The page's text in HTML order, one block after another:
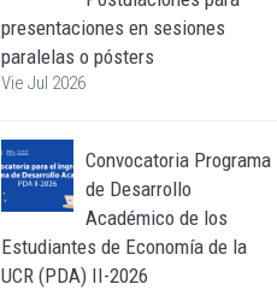
presentaciones en sesiones
paralelas o pósters
Vie Jul 2026
Convocatoria Programa
de Desarrollo
Académico de los
Estudiantes de Economía de la
UCR (PDA) II-2026